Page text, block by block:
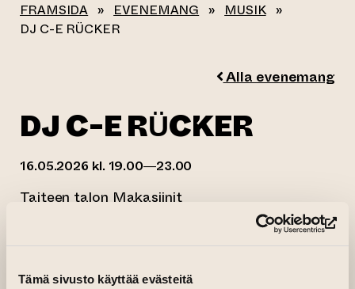
Tämä sivusto käyttää evästeitä
FRAMSIDA » EVENEMANG » MUSIK »
DJ C-E RÜCKER
Alla evenemang
DJ C-E RÜCKER
16.05.2026 kl. 19.00—23.00
Taiteen talon Makasiinit